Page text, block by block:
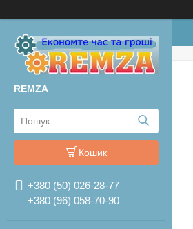
REMZA
Кошик
+380 (50) 026-28-77
+380 (96) 058-70-90